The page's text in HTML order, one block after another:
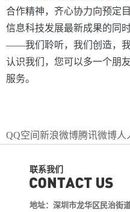
合作精神，齐心协力向预定
信息科技发展最新成果的同
——我们聆听，我们创造，我
认识我们，您可以多一个朋
服务。
QQ空间 新浪微博腾讯微博人
联系我们
地址：深圳市龙华区民治街